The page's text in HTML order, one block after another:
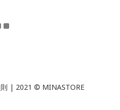
| 2021 © MINASTORE